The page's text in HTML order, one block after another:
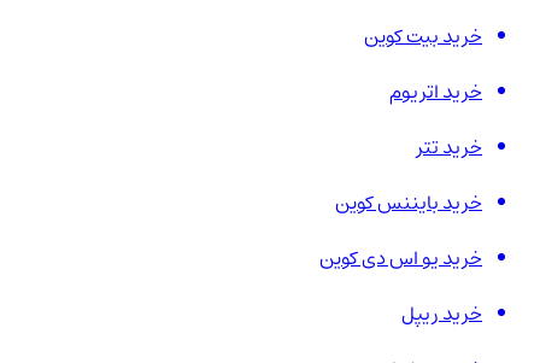
خرید بیت کوین
خرید اتریوم
خرید تتر
خرید بایننس کوین
خرید یو اس دی کوین
خرید ریپل